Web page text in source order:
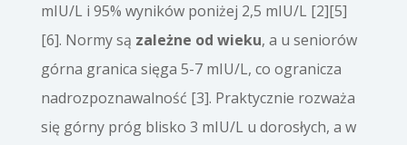
mIU/L i 95% wyników poniżej 2,5 mIU/L [2][5]
[6]. Normy są zależne od wieku, a u seniorów
górna granica sięga 5-7 mIU/L, co ogranicza
nadrozpoznawalność [3]. Praktycznie rozważa
się górny próg blisko 3 mIU/L u dorosłych, a w